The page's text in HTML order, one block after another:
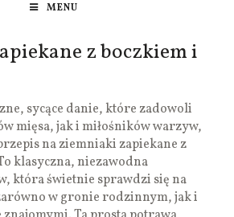
MENU
z boczkiem i
sycące danie, które zadowoli
mięsa, jak i miłośników warzyw,
na ziemniaki zapiekane z
klasyczna, niezawodna
która świetnie sprawdzi się na
w gronie rodzinnym, jak i